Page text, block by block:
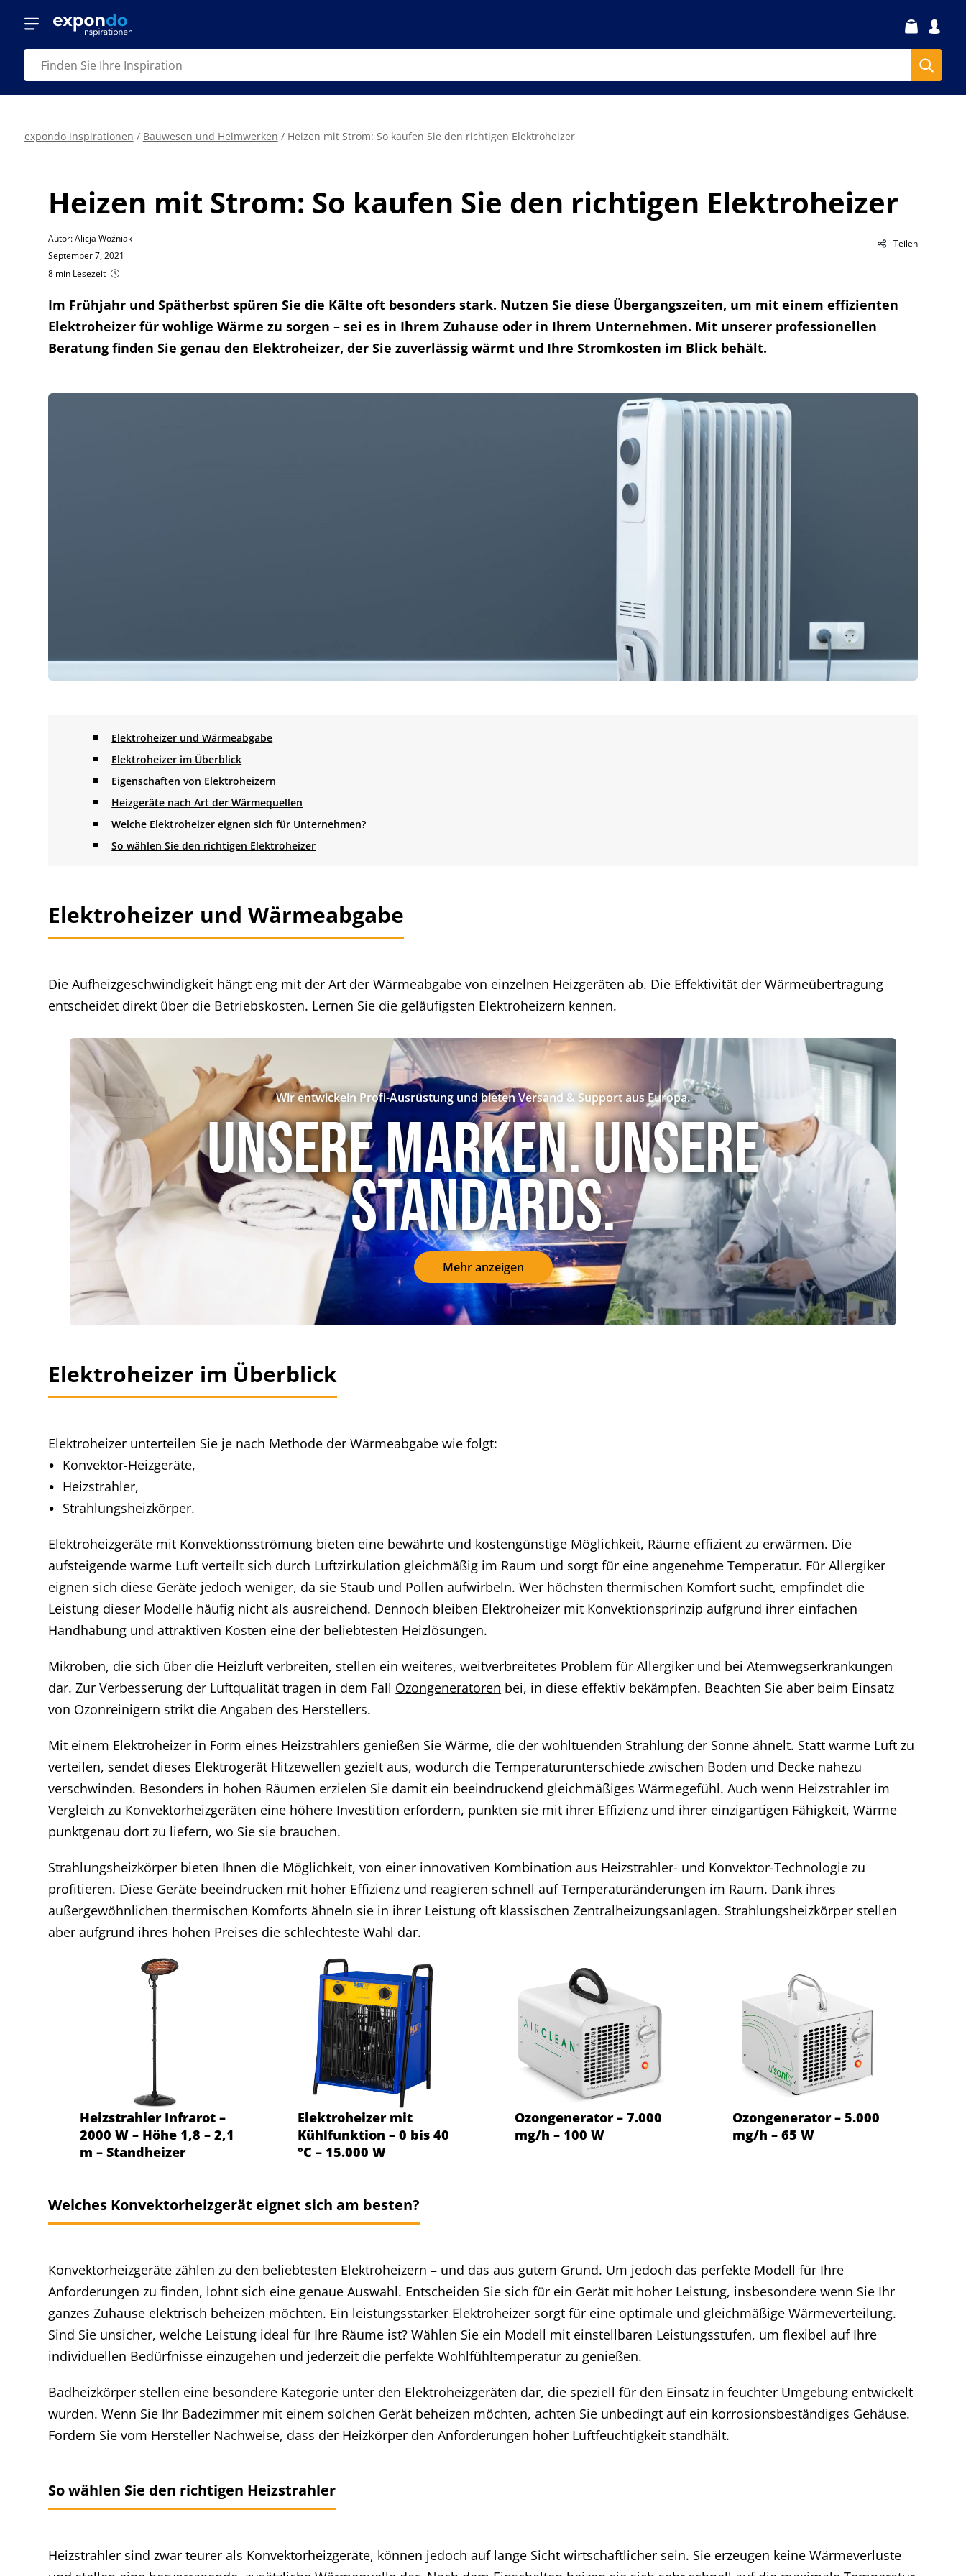
expondo inspirationen / Bauwesen und Heimwerken / Heizen mit Strom: So kaufen Sie den richtigen Elektroheizer
Heizen mit Strom: So kaufen Sie den richtigen Elektroheizer
Teilen
Autor: Alicja Woźniak
September 7, 2021
8 min Lesezeit
Im Frühjahr und Spätherbst spüren Sie die Kälte oft besonders stark. Nutzen Sie diese Übergangszeiten, um mit einem effizienten
Elektroheizer für wohlige Wärme zu sorgen – sei es in Ihrem Zuhause oder in Ihrem Unternehmen. Mit unserer professionellen
Beratung finden Sie genau den Elektroheizer, der Sie zuverlässig wärmt und Ihre Stromkosten im Blick behält.
Elektroheizer und Wärmeabgabe
Elektroheizer im Überblick
Eigenschaften von Elektroheizern
Heizgeräte nach Art der Wärmequellen
Welche Elektroheizer eignen sich für Unternehmen?
So wählen Sie den richtigen Elektroheizer
Elektroheizer und Wärmeabgabe
Die Aufheizgeschwindigkeit hängt eng mit der Art der Wärmeabgabe von einzelnen Heizgeräten ab. Die Effektivität der Wärmeübertragung
entscheidet direkt über die Betriebskosten. Lernen Sie die geläufigsten Elektroheizern kennen.
Wir entwickeln Profi-Ausrüstung und bieten Versand & Support aus Europa.
Unsere Marken. Unsere
Standards.
Mehr anzeigen
Elektroheizer im Überblick
Elektroheizer unterteilen Sie je nach Methode der Wärmeabgabe wie folgt:
Konvektor-Heizgeräte,
Heizstrahler,
Strahlungsheizkörper.
Elektroheizgeräte mit Konvektionsströmung bieten eine bewährte und kostengünstige Möglichkeit, Räume effizient zu erwärmen. Die
aufsteigende warme Luft verteilt sich durch Luftzirkulation gleichmäßig im Raum und sorgt für eine angenehme Temperatur. Für Allergiker
eignen sich diese Geräte jedoch weniger, da sie Staub und Pollen aufwirbeln. Wer höchsten thermischen Komfort sucht, empfindet die
Leistung dieser Modelle häufig nicht als ausreichend. Dennoch bleiben Elektroheizer mit Konvektionsprinzip aufgrund ihrer einfachen
Handhabung und attraktiven Kosten eine der beliebtesten Heizlösungen.
Mikroben, die sich über die Heizluft verbreiten, stellen ein weiteres, weitverbreitetes Problem für Allergiker und bei Atemwegserkrankungen
dar. Zur Verbesserung der Luftqualität tragen in dem Fall Ozongeneratoren bei, in diese effektiv bekämpfen. Beachten Sie aber beim Einsatz
von Ozonreinigern strikt die Angaben des Herstellers.
Mit einem Elektroheizer in Form eines Heizstrahlers genießen Sie Wärme, die der wohltuenden Strahlung der Sonne ähnelt. Statt warme Luft zu
verteilen, sendet dieses Elektrogerät Hitzewellen gezielt aus, wodurch die Temperaturunterschiede zwischen Boden und Decke nahezu
verschwinden. Besonders in hohen Räumen erzielen Sie damit ein beeindruckend gleichmäßiges Wärmegefühl. Auch wenn Heizstrahler im
Vergleich zu Konvektorheizgeräten eine höhere Investition erfordern, punkten sie mit ihrer Effizienz und ihrer einzigartigen Fähigkeit, Wärme
punktgenau dort zu liefern, wo Sie sie brauchen.
Strahlungsheizkörper bieten Ihnen die Möglichkeit, von einer innovativen Kombination aus Heizstrahler- und Konvektor-Technologie zu
profitieren. Diese Geräte beeindrucken mit hoher Effizienz und reagieren schnell auf Temperaturänderungen im Raum. Dank ihres
außergewöhnlichen thermischen Komforts ähneln sie in ihrer Leistung oft klassischen Zentralheizungsanlagen. Strahlungsheizkörper stellen
aber aufgrund ihres hohen Preises die schlechteste Wahl dar.
Heizstrahler Infrarot –
2000 W – Höhe 1,8 – 2,1
m – Standheizer
Elektroheizer mit
Kühlfunktion – 0 bis 40
°C – 15.000 W
Ozongenerator – 7.000
mg/h – 100 W
Ozongenerator – 5.000
mg/h – 65 W
Welches Konvektorheizgerät eignet sich am besten?
Konvektorheizgeräte zählen zu den beliebtesten Elektroheizern – und das aus gutem Grund. Um jedoch das perfekte Modell für Ihre
Anforderungen zu finden, lohnt sich eine genaue Auswahl. Entscheiden Sie sich für ein Gerät mit hoher Leistung, insbesondere wenn Sie Ihr
ganzes Zuhause elektrisch beheizen möchten. Ein leistungsstarker Elektroheizer sorgt für eine optimale und gleichmäßige Wärmeverteilung.
Sind Sie unsicher, welche Leistung ideal für Ihre Räume ist? Wählen Sie ein Modell mit einstellbaren Leistungsstufen, um flexibel auf Ihre
individuellen Bedürfnisse einzugehen und jederzeit die perfekte Wohlfühltemperatur zu genießen.
Badheizkörper stellen eine besondere Kategorie unter den Elektroheizgeräten dar, die speziell für den Einsatz in feuchter Umgebung entwickelt
wurden. Wenn Sie Ihr Badezimmer mit einem solchen Gerät beheizen möchten, achten Sie unbedingt auf ein korrosionsbeständiges Gehäuse.
Fordern Sie vom Hersteller Nachweise, dass der Heizkörper den Anforderungen hoher Luftfeuchtigkeit standhält.
So wählen Sie den richtigen Heizstrahler
Heizstrahler sind zwar teurer als Konvektorheizgeräte, können jedoch auf lange Sicht wirtschaftlicher sein. Sie erzeugen keine Wärmeverluste